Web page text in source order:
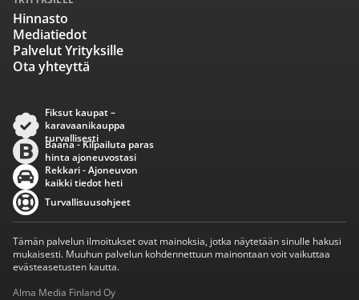
Hinnasto
Mediatiedot
Palvelut Yrityksille
Ota yhteyttä
Fiksut kaupat –
karavaanikauppa
turvallisesti
Baana - Kilpailuta paras
hinta ajoneuvostasi
Rekkari - Ajoneuvon
kaikki tiedot heti
Turvallisuusohjeet
Tämän palvelun ilmoitukset ovat mainoksia, jotka näytetään sinulle hakusi
mukaisesti. Muuhun palvelun kohdennettuun mainontaan voit vaikuttaa
evästeasetusten kautta.
Alma Media Finland Oy